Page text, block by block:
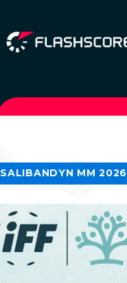
SALIBANDYN MM 2026